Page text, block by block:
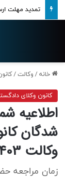
تمدید مهلت
خانه / وکالت /
کانون وکلای
شدگان
وکالت 1403
زمان مراجعه